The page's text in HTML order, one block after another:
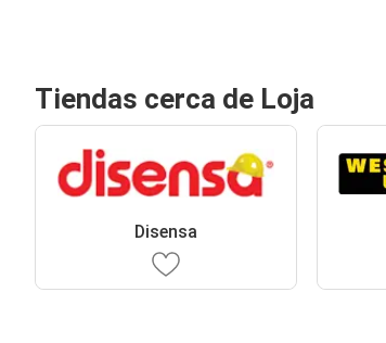
Tiendas cerca de Loja
Disensa